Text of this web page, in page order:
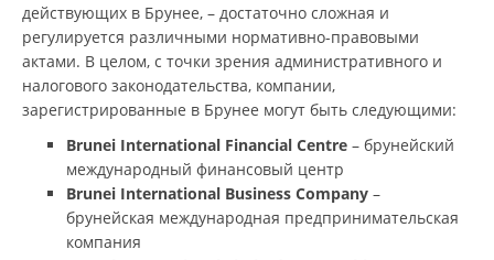
действующих в Брунее, – достаточно сложная и
регулируется различными нормативно-правовыми
актами. В целом, с точки зрения административного и
налогового законодательства, компании,
зарегистрированные в Брунее могут быть следующими:
Brunei International Financial Centre – брунейский
международный финансовый центр
Brunei International Business Company –
брунейская международная предпринимательская
компания